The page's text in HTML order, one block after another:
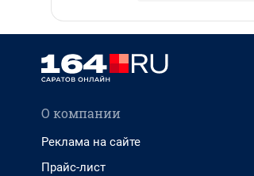
О компании
Реклама на сайте
Прайс-лист